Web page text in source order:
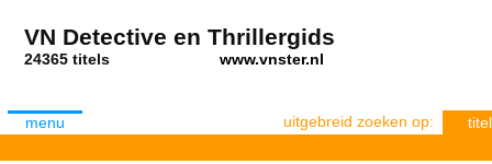
VN Detective en Thrillergids
24365 titels www.vnster.nl
menu uitgebreid zoeken op: titel